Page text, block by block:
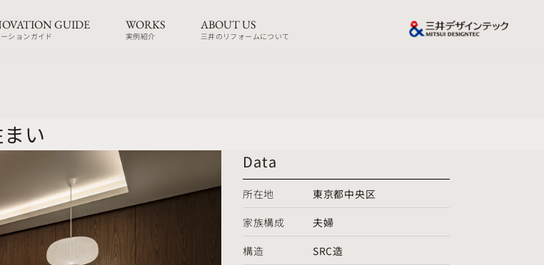
GUIDE
ションガイド
WORKS
実例紹介
ABOUT US
三井のリフォームについて
い
Data
所在地
東京都中央区
家族構成
夫婦
構造
SRC造